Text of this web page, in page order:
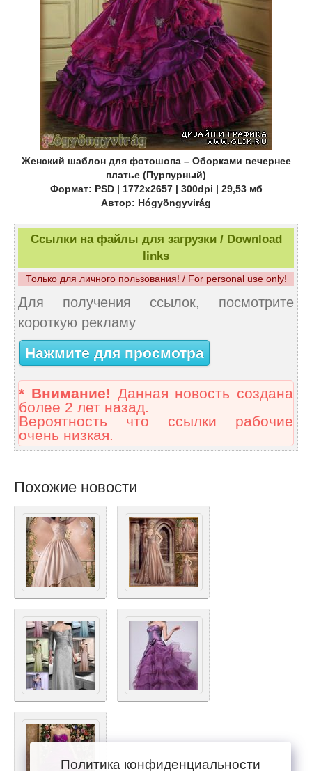
Женский шаблон для фотошопа – Оборками вечернее
платье (Пурпурный)
Формат: PSD | 1772x2657 | 300dpi | 29,53 мб
Автор: Hógyöngyvirág
Ссылки на файлы для загрузки / Download
links
Только для личного пользования! / For personal use only!
Для получения ссылок, посмотрите
короткую рекламу
Нажмите для просмотра
* Внимание! Данная новость создана
более 2 лет назад.
Вероятность что ссылки рабочие
очень низкая.
Похожие новости
Политика конфиденциальности